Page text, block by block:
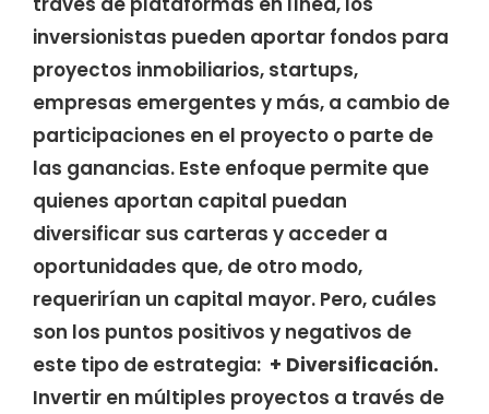
inversionistas pueden aportar fondos para
proyectos inmobiliarios, startups,
empresas emergentes y más, a cambio de
participaciones en el proyecto o parte de
las ganancias. Este enfoque permite que
quienes aportan capital puedan
diversificar sus carteras y acceder a
oportunidades que, de otro modo,
requerirían un capital mayor. Pero, cuáles
son los puntos positivos y negativos de
este tipo de estrategia: + Diversificación.
Invertir en múltiples proyectos a través de